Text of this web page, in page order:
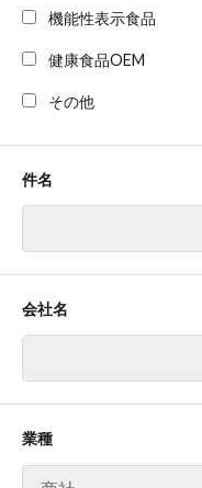
機能性表示食品
健康食品OEM
その他
件名
会社名
業種